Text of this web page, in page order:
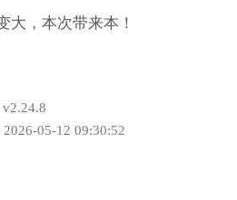
大，本次带来本！
05-12 09:30:52